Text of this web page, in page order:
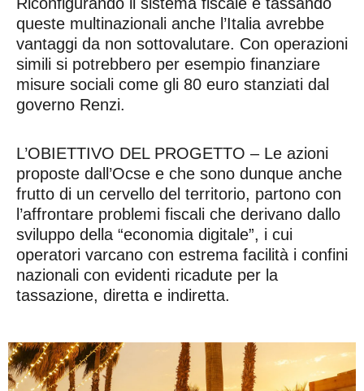
queste multinazionali anche l’Italia avrebbe
vantaggi da non sottovalutare. Con operazioni
simili si potrebbero per esempio finanziare
misure sociali come gli 80 euro stanziati dal
governo Renzi.
L’OBIETTIVO DEL PROGETTO – Le azioni
proposte dall’Ocse e che sono dunque anche
frutto di un cervello del territorio, partono con
l’affrontare problemi fiscali che derivano dallo
sviluppo della “economia digitale”, i cui
operatori varcano con estrema facilità i confini
nazionali con evidenti ricadute per la
tassazione, diretta e indiretta.